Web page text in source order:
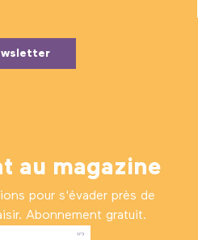
au magazine
pour s'évader près de
Abonnement gratuit.